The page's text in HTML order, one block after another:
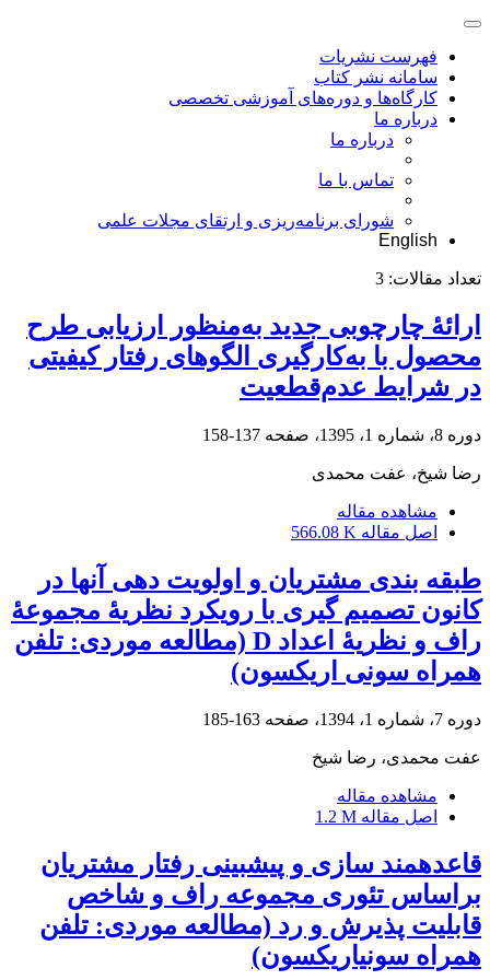
فهرست نشریات
سامانه نشر کتاب
کارگاه‌ها و دوره‌های آموزشی تخصصی
درباره ما
درباره ما
تماس با ما
شورای برنامه‌ریزی و ارتقای مجلات علمی
English
تعداد مقالات: 3
ارائۀ چارچوبی جدید به‌منظور ارزیابی طرح
محصول با به‌کارگیری الگوهای رفتار کیفیتی
در شرایط عدم‌قطعیت
دوره 8، شماره 1، 1395، صفحه 137-158
رضا شیخ، عفت محمدی
مشاهده مقاله
اصل مقاله 566.08 K
طبقه‏ بندی مشتریان و اولویت‏ دهی آن‏ها در
کانون تصمیم‏ گیری با رویکرد نظریۀ مجموعۀ
راف و نظریۀ اعداد D (مطالعه موردی: تلفن
همراه سونی اریکسون)
دوره 7، شماره 1، 1394، صفحه 163-185
عفت محمدی، رضا شیخ
مشاهده مقاله
اصل مقاله 1.2 M
قاعده‏مند سازی و پیش‏بینی رفتار مشتریان
براساس تئوری مجموعه راف و شاخص
قابلیت پذیرش و رد (مطالعه موردی: تلفن
همراه سونی‏اریکسون)